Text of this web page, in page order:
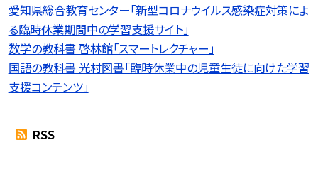
愛知県総合教育センター「新型コロナウイルス感染症対策によ
る臨時休業期間中の学習支援サイト」
数学の教科書 啓林館「スマートレクチャー」
国語の教科書 光村図書「臨時休業中の児童生徒に向けた学習
支援コンテンツ」
RSS